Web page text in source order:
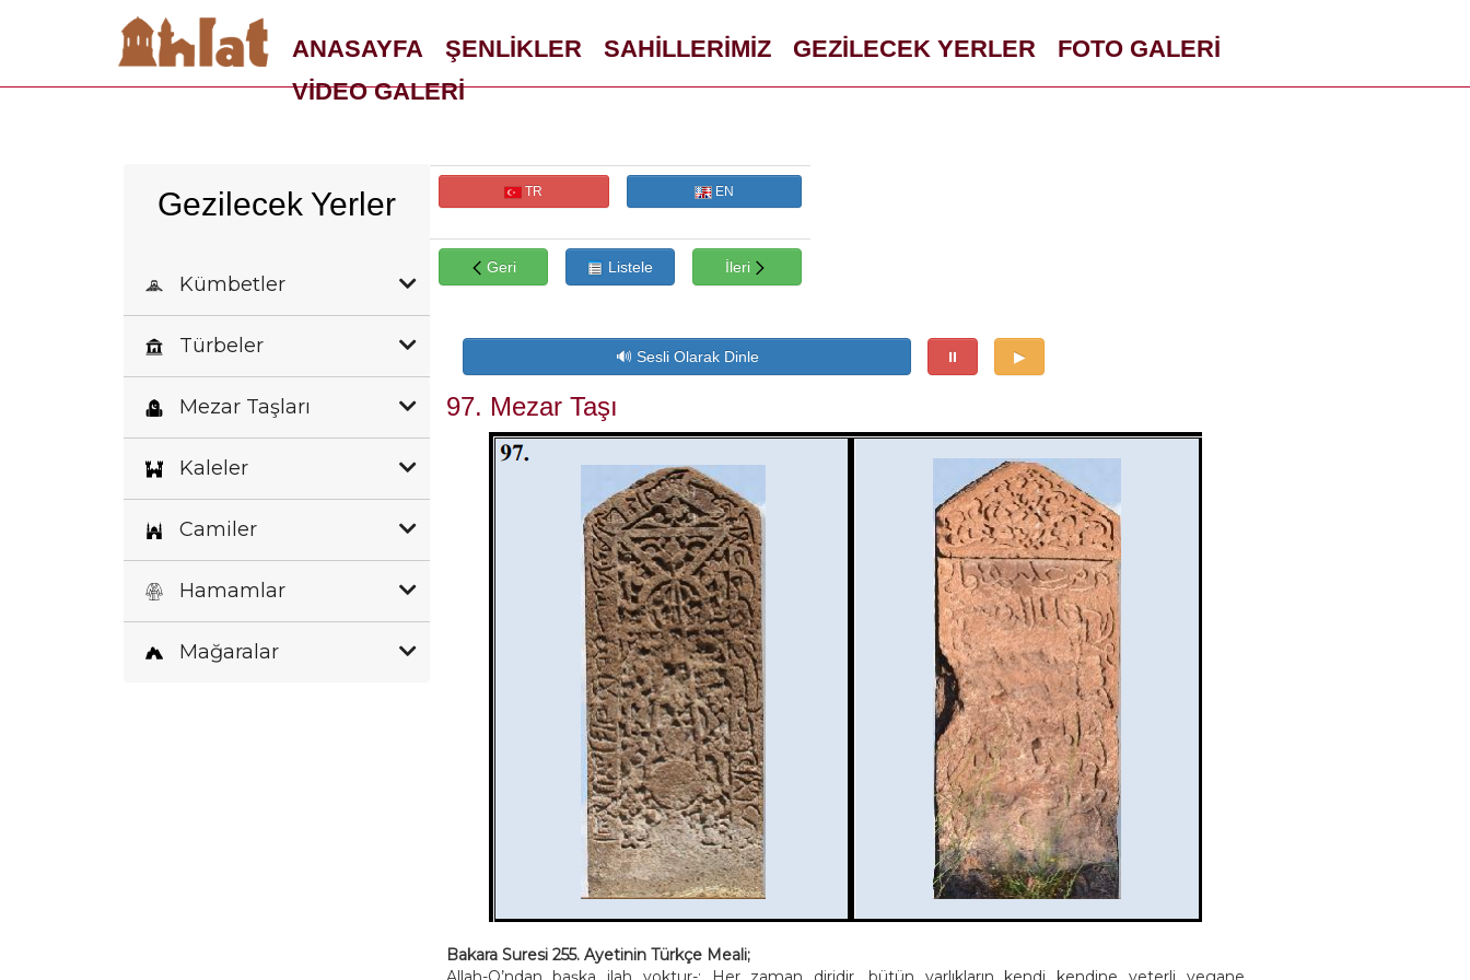
ANASAYFA ŞENLİKLER SAHİLLERİMİZ GEZİLECEK YERLER
FOTO GALERİ
VİDEO GALERİ
Gezilecek Yerler
Kümbetler
Türbeler
Mezar Taşları
Kaleler
Camiler
Hamamlar
Mağaralar
TR EN
Geri Listele İleri
97. Mezar Taşı
Bakara Suresi 255. Ayetinin Türkçe Meali;